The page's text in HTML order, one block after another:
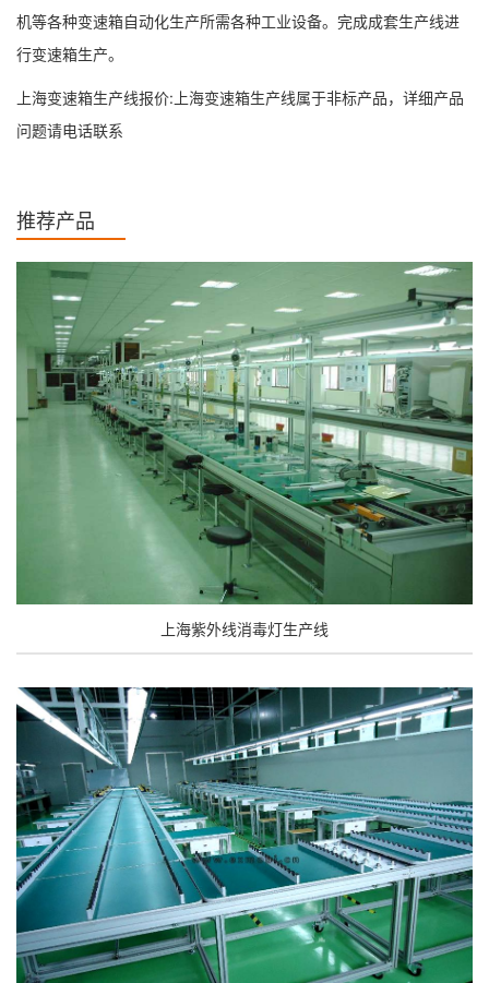
机等各种变速箱自动化生产所需各种工业设备。完成成套生产线进
行变速箱生产。
上海变速箱生产线报价:上海变速箱生产线属于非标产品，详细产品
问题请电话联系
推荐产品
上海紫外线消毒灯生产线